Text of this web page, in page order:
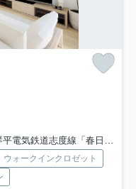
気鉄道志度線「春日川」駅 徒歩18分
ウォークインクロゼット